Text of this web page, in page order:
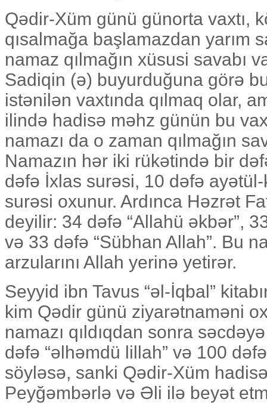
Qədir-Xüm günü günorta vaxtı,
qısalmağa başlamazdan yarım
namaz qılmağın xüsusi savabı
Sadiqin (ə) buyurduğuna görə
istənilən vaxtında qılmaq olar,
ilində hadisə məhz günün bu
namazı da o zaman qılmağın
Namazın hər iki rükətində bir
dəfə İxlas surəsi, 10 dəfə
surəsi oxunur. Ardınca Həzrət
deyilir: 34 dəfə “Allahü əkbər”,
və 33 dəfə “Sübhan Allah”. Bu
arzularını Allah yerinə yetirər.
Seyyid ibn Tavus “əl-İqbal”
kim Qədir günü ziyarətnaməni
namazı qıldıqdan sonra
dəfə “əlhəmdü lillah” və 100
söyləsə, sanki Qədir-Xüm
Peyğəmbərlə və Əli ilə beyət